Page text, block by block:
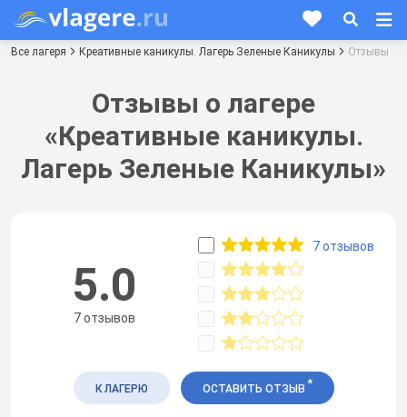
Все лагеря Креативные каникулы. Лагерь Зеленые Каникулы Отзывы
Отзывы о лагере
«Креативные каникулы.
Лагерь Зеленые Каникулы»
5.0
7 отзывов
7 отзывов
К ЛАГЕРЮ ОСТАВИТЬ ОТЗЫВ *